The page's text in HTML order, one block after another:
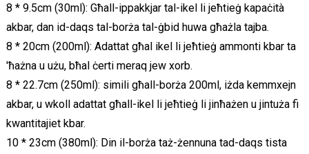
8 * 9.5cm (30ml): Għall-ippakkjar tal-ikel li jeħtieġ kapaċità
akbar, dan id-daqs tal-borża tal-ġbid huwa għażla tajba.
8 * 20cm (200ml): Adattat għal ikel li jeħtieġ ammonti kbar ta
'ħażna u użu, bħal ċerti meraq jew xorb.
8 * 22.7cm (250ml): simili għall-borża 200ml, iżda kemmxejn
akbar, u wkoll adattat għall-ikel li jeħtieġ li jinħażen u jintuża fi
kwantitajiet kbar.
10 * 23cm (380ml): Din il-borża taż-żennuna tad-daqs tista